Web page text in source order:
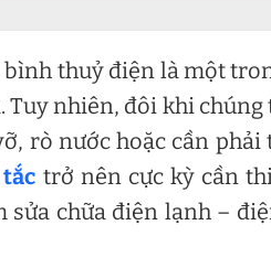
thuỷ điện là một
nhiên, đôi khi chúng
rò nước hoặc cần phải
trở nên cực kỳ cần
sửa chữa điện lạnh –